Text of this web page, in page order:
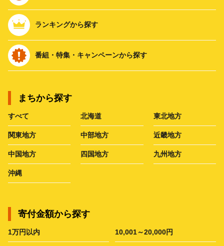
ランキングから探す
番組・特集・キャンペーンから探す
まちから探す
すべて 北海道 東北地方
関東地方 中部地方 近畿地方
中国地方 四国地方 九州地方
沖縄
寄付金額から探す
1万円以内 10,001～20,000円